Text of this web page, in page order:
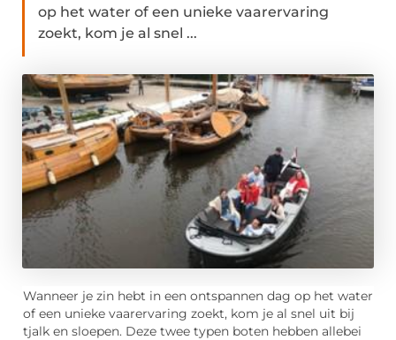
op het water of een unieke vaarervaring
zoekt, kom je al snel ...
Wanneer je zin hebt in een ontspannen dag op het water
of een unieke vaarervaring zoekt, kom je al snel uit bij
tjalk en sloepen. Deze twee typen boten hebben allebei